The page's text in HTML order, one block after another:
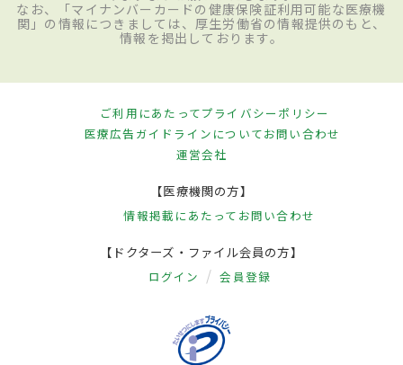
なお、「マイナンバーカードの健康保険証利用可能な医療機
関」の情報につきましては、厚生労働省の情報提供のもと、
情報を掲出しております。
ご利用にあたってプライバシーポリシー
医療広告ガイドラインについてお問い合わせ
運営会社
【医療機関の方】
情報掲載にあたって お問い合わせ
【ドクターズ・ファイル会員の方】
ログイン 会員登録